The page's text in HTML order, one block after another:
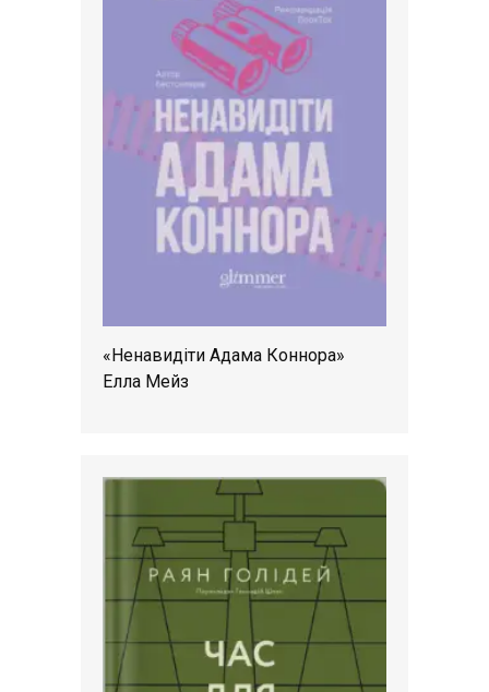
«Ненавидіти Адама Коннора»
Елла Мейз